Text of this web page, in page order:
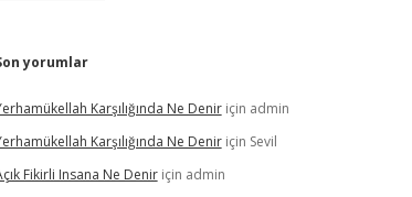
yorumlar
Karşılığında Ne Deniriçin admin
Karşılığında Ne Deniriçin Sevil
Fikirli Insana Ne Deniriçin admin